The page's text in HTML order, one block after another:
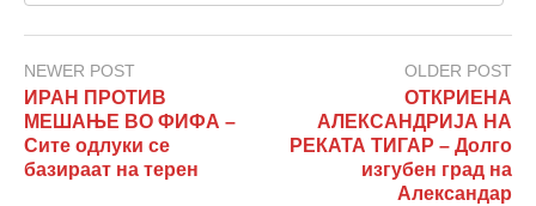
NEWER POST
ИРАН ПРОТИВ
МЕШАЊЕ ВО ФИФА –
Сите одлуки се
базираат на терен
OLDER POST
ОТКРИЕНА
АЛЕКСАНДРИЈА НА
РЕКАТА ТИГАР – Долго
изгубен град на
Александар